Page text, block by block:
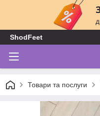
ShodFeet
Товари та послуги